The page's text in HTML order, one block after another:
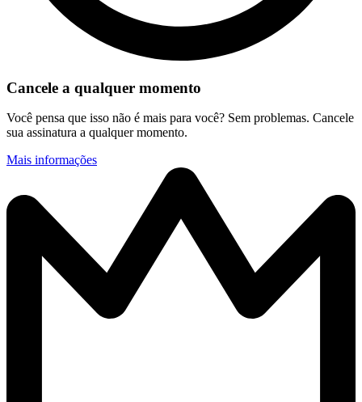
Cancele a qualquer momento
Você pensa que isso não é mais para você? Sem problemas. Cancele
sua assinatura a qualquer momento.
Mais informações